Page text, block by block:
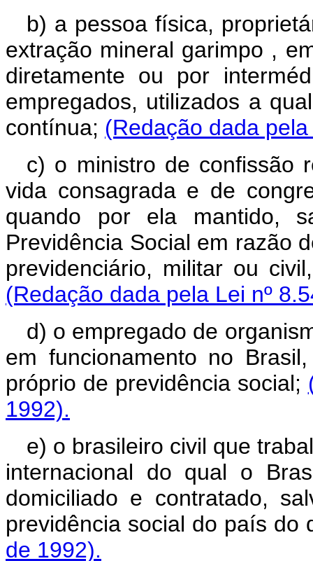
b) a pessoa física,
extração mineral garimpo ,
diretamente ou por
empregados, utilizados a
contínua; (Redação dada
c) o ministro de confissão
vida consagrada e de
quando por ela mantido,
Previdência Social em razão
previdenciário, militar ou
(Redação dada pela Lei nº
d) o empregado de
em funcionamento no
próprio de previdência social;
1992).
e) o brasileiro civil que
internacional do qual o
domiciliado e contratado,
previdência social do país do
de 1992).